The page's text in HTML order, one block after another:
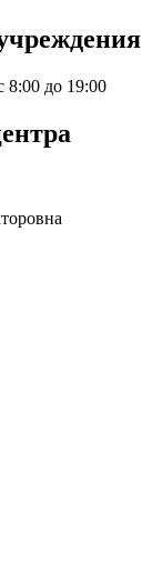
8:00 до 19:00